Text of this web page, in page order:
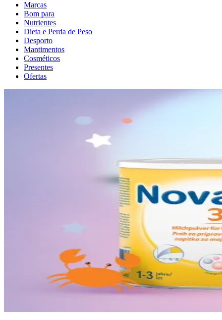
Marcas
Bom para
Nutrientes
Dieta e Perda de Peso
Desporto
Mantimentos
Cosméticos
Presentes
Ofertas